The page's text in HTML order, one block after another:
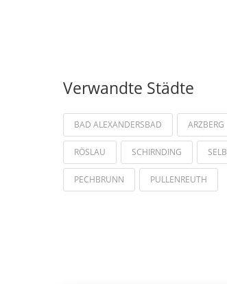
Verwandte Städte
BAD ALEXANDERSBAD ARZBERG
RÖSLAU SCHIRNDING SELB
PECHBRUNN PULLENREUTH